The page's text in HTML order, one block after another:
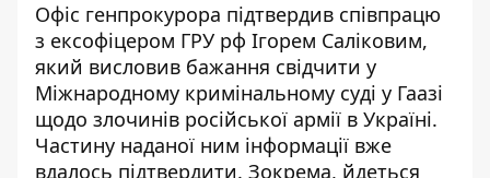
Офіс генпрокурора підтвердив співпрацю
з ексофіцером ГРУ рф Ігорем Саліковим,
який висловив бажання свідчити у
Міжнародному кримінальному суді у Гаазі
щодо злочинів російської армії в Україні.
Частину наданої ним інформації вже
вдалось підтвердити. Зокрема, йдеться